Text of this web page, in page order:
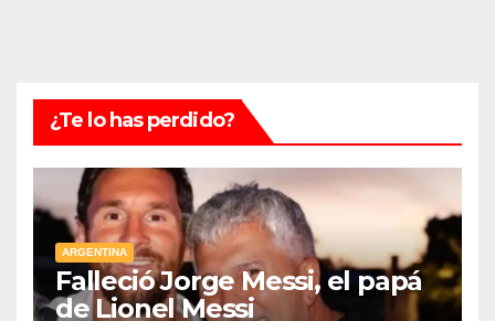
¿Te lo has perdido?
ARGENTINA
Falleció Jorge Messi, el papá
de Lionel Messi